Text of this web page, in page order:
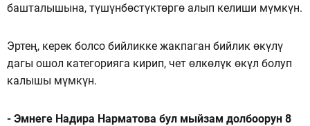
башталышына, түшүнбөстүктөргө алып келиши мүмкүн.
Эртең, керек болсо бийликке жакпаган бийлик өкүлү
дагы ошол категорияга кирип, чет өлкөлүк өкүл болуп
калышы мүмкүн.
- Эмнеге Надира Нарматова бул мыйзам долбоорун 8